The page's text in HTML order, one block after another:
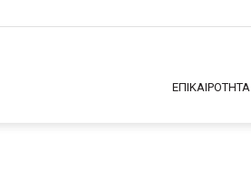
ΕΠΙΚΑΙΡΟΤΗΤΑ